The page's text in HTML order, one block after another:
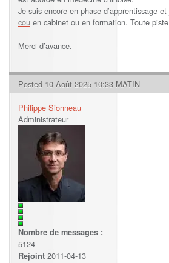
Je suis encore en phase d’apprentissage
cou en cabinet ou en formation. Toute
Merci d’avance.
Posted 10 Août 2025 10:33 MATIN
Philippe Sionneau
Administrateur
Nombre de messages :
5124
Rejoint 2011-04-13